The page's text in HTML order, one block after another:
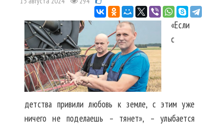
«Если
с
детства привили любовь к земле, с этим уже
ничего не поделаешь – тянет», – улыбается